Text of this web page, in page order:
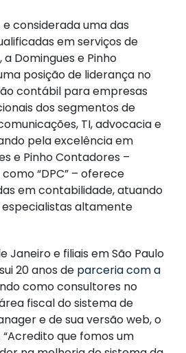
e considerada uma das
em serviços de
Domingues e Pinho
posição de liderança no
contábil para empresas
dos segmentos de
TI, advocacia e
pela excelência em
e Pinho Contadores –
“DPC” – oferece
em contabilidade, atuando
altamente
Janeiro e filiais em São Paulo
20 anos de parceria com a
como consultores no
fiscal do sistema de
e de sua versão web, o
que fomos um